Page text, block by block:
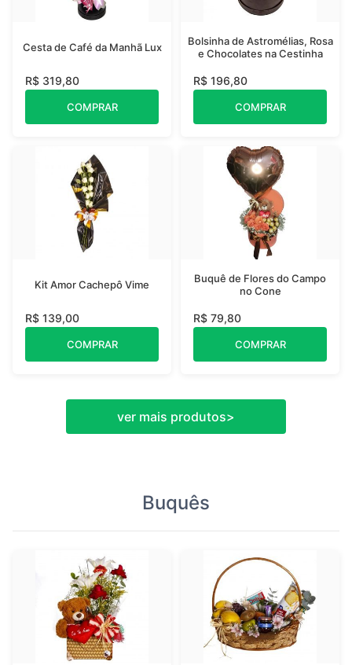
Cesta de Café da Manhã Lux
R$ 319,80
COMPRAR
Bolsinha de Astromélias, Rosa
e Chocolates na Cestinha
R$ 196,80
COMPRAR
Kit Amor Cachepô Vime
R$ 139,00
COMPRAR
Buquê de Flores do Campo
no Cone
R$ 79,80
COMPRAR
ver mais produtos>
Buquês